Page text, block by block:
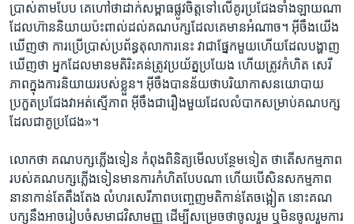
ប្រាស់តា​មបែប​ គេ​ហៅថា​ដាក់សម្ពាធ​ផ្លូវ​ចិត្ត​ទៅលើ​គូរប្រជែងទាំង​ឡាយណា​
ដែលហ៊ាន​និយាយ​ប៉ះពាល់​ដល់គណបក្ស​ដែល​គេមាន​អំណាច។ អ៊ីចឹង​យើង​
ឃើញថា ការ​ប្រើ​ប្រាស់​ប្រព័ន្ធ​តុលាការ​នេះ វាជា​ផ្នែក​មួយ​ហើយ​ដែល​បង្ហាញ​
ឃើញថា​ អ្នក​ដែល​មាន​មតិ​រិះ​គន់​ត្រូវ​ប្រយ័ត្ន​ប្រយែង ហើយ​ត្រូវ​កំហិត​ សេរី
ភាព​ក្នុង​ការ​និយាយ​របស់​ខ្លួន​។ អ៊ីចឹង​បាន​ន័យ​ថា​បរិយា​កាស​នយោបាយ​
ប្រកួត​ប្រជែង​វាអត់​ស្មើភាព​ អ៊ីចឹងជារឿង​មួយ​ដែល​លំបាក​សម្រាប់​គណបក្ស​
ដែល​ជាគូ​ប្រជែង​»។
លោកថា ​គណបក្ស​ភ្លើងទៀន ​កំពុងពិនិត្យ​មើល​បន្ថែមទៀត ថា​តើ​សកម្មភាព​
របស់​គណបក្ស​ភ្លើង​ទៀនមានការ​កំហិត​បែបណា ហើយ​បើសិន​សកម្មភាព
នានាកាន់តែតឹង​តែង ​លំហរ​សេរីភាពបញ្ចេញ​មតិ​កាន់​តែចង្អៀត ​នោះ​គណ​
បក្ស​នឹង​អាច​រៀប​ចំ​សមាជ​វិសាមញ្ញ ដើម្បី​សម្រេច​ថាចូលរួម ឬ​មិនចូលរួម​ការ